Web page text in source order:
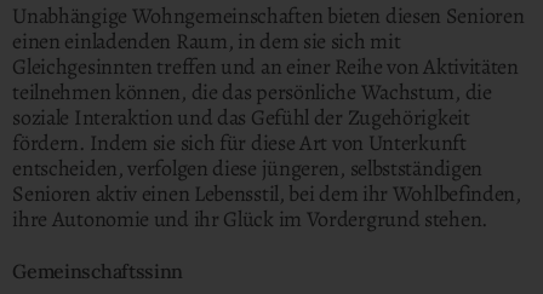
Unabhängige Wohngemeinschaften bieten diesen Senioren
einen einladenden Raum, in dem sie sich mit
Gleichgesinnten treffen und an einer Reihe von Aktivitäten
teilnehmen können, die das persönliche Wachstum, die
soziale Interaktion und das Gefühl der Zugehörigkeit
fördern. Indem sie sich für diese Art von Unterkunft
entscheiden, verfolgen diese jüngeren, selbstständigen
Senioren aktiv einen Lebensstil, bei dem ihr Wohlbefinden,
ihre Autonomie und ihr Glück im Vordergrund stehen.
Gemeinschaftssinn